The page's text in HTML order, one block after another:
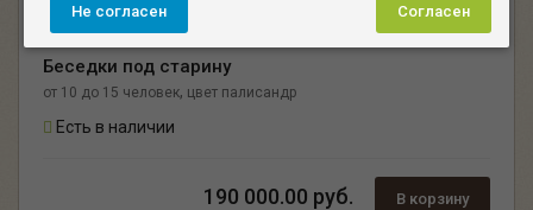
Беседки под старину
от 10 до 15 человек, цвет палисандр
Есть в наличии
190 000.00 руб. В корзину
Согласен
Не согласен